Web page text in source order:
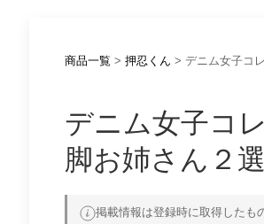
商品一覧 > 押忍くん > デニム女子コ
デニム女子コ
脚お姉さん２選
掲載情報は登録時に取得したも